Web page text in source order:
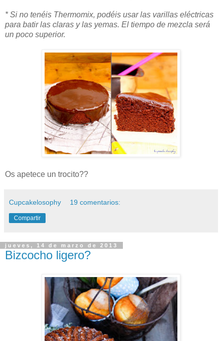
* Si no tenéis Thermomix, podéis usar las varillas eléctricas
para batir las claras y las yemas. El tiempo de mezcla será
un poco superior.
Os apetece un trocito??
Cupcakelosophy 19 comentarios:
Compartir
jueves, 14 de marzo de 2013
Bizcocho ligero?